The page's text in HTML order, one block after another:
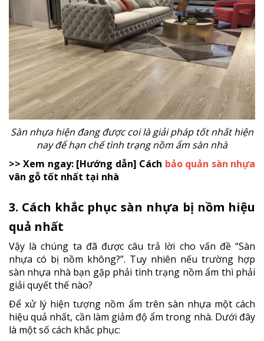
Sàn nhựa hiện đang được coi là giải pháp tốt nhất hiện
nay để hạn chế tình trạng nồm ẩm sàn nhà
>> Xem ngay: [Hướng dẫn] Cách bảo quản sàn nhựa
vân gỗ tốt nhất tại nhà
3. Cách khắc phục sàn nhựa bị nồm hiệu
quả nhất
Vậy là chúng ta đã được câu trả lời cho vấn đề “Sàn
nhựa có bị nồm không?”. Tuy nhiên nếu trường hợp
sàn nhựa nhà bạn gặp phải tình trạng nồm ẩm thì phải
giải quyết thế nào?
Để xử lý hiện tượng nồm ẩm trên sàn nhựa một cách
hiệu quả nhất, cần làm giảm độ ẩm trong nhà. Dưới đây
là một số cách khắc phục: